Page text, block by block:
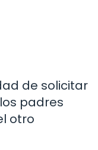
de solicitar
padres
otro